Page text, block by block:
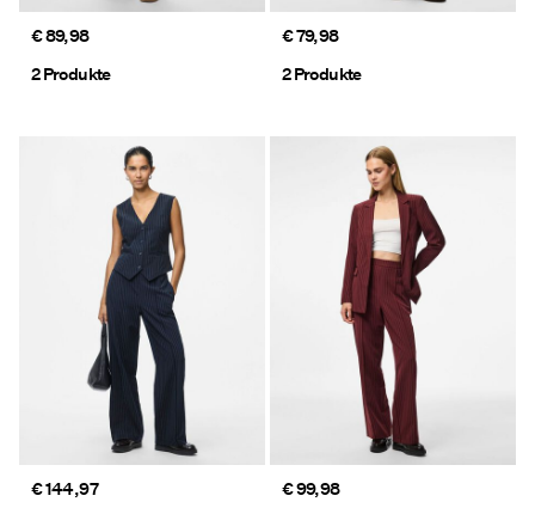
€ 89,98
2 Produkte
€ 79,98
2 Produkte
€ 144,97
€ 99,98